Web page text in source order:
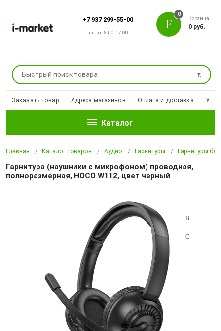
+7 937 299-55-00
пн.-пт. 8:00-17:00
Поиск
0
Корзина
0 руб.
Заказать товар Адреса магазинов Оплата и доставка
Каталог
Главная Каталог товаров Аудио Гарнитуры Гарнитуры
Гарнитура (наушники с микрофоном) проводная,
полноразмерная, HOCO W112, цвет черный